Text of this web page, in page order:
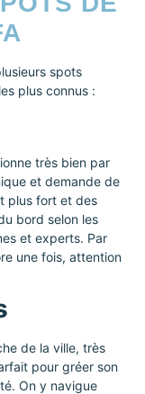
spots
plus connus :
très bien par
et demande de
plus fort et des
bord selon les
et experts. Par
une fois, attention
de la ville, très
pour gréer son
On y navigue